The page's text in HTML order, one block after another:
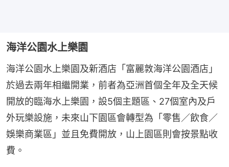
海洋公園水上樂園
海洋公園水上樂園及新酒店「富麗敦海洋公園酒店」
於過去兩年相繼開業，前者為亞洲首個全年及全天候
開放的臨海水上樂園，設5個主題區、27個室內及戶
外玩樂設施，未來山下園區會轉型為「零售／飲食／
娛樂商業區」並且免費開放，山上園區則會按景點收
費。